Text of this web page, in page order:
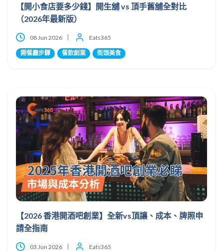
【開小食店要多少錢】開生舖 vs 頂手舊舖全對比
（2026年最新版）
08 Jun 2026 Eats365
開餐廳步驟 餐飲創業 街頭美食
【2026 香港開酒吧創業】全新vs頂讓、成本、牌照申
請全指南
03 Jun 2026 Eats365